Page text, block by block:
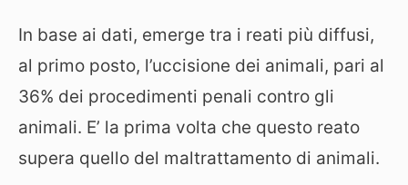
In base ai dati, emerge tra i reati più diffusi,
al primo posto, l’uccisione dei animali, pari al
36% dei procedimenti penali contro gli
animali. E’ la prima volta che questo reato
supera quello del maltrattamento di animali.